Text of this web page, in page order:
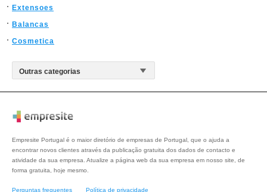
Extensoes
Balancas
Cosmetica
Empresite Portugal é o maior diretório de empresas de Portugal, que o ajuda a
encontrar novos clientes através da publicação gratuita dos dados de contacto e
atividade da sua empresa. Atualize a página web da sua empresa em nosso site, de
forma gratuita, hoje mesmo.
Perguntas frequentes Política de privacidade